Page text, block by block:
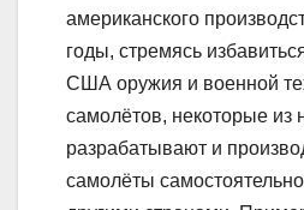
американского
годы, стремясь
США оружия и военной
самолётов, некоторые из
разрабатывают и
самолёты